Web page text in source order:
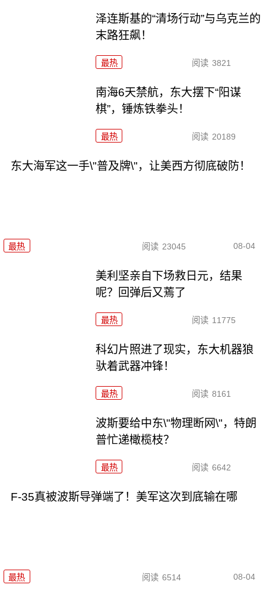
泽连斯基的“清场行动”与乌克兰的
末路狂飙！
最热 阅读 3821
南海6天禁航，东大摆下“阳谋
棋”，锤炼铁拳头！
最热 阅读 20189
东大海军这一手\"普及牌\"，让美西方彻底破防！
最热 阅读 23045 08-04
美利坚亲自下场救日元，结果
呢？回弹后又蔫了
最热 阅读 11775
科幻片照进了现实，东大机器狼
驮着武器冲锋！
最热 阅读 8161
波斯要给中东\"物理断网\"，特朗
普忙递橄榄枝？
最热 阅读 6642
F-35真被波斯导弹端了！美军这次到底输在哪
最热 阅读 6514 08-04